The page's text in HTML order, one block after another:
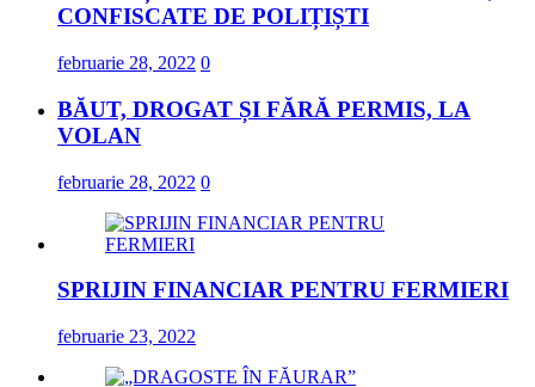
CONFISCATE DE POLIȚIȘTI
februarie 28, 2022 0
BĂUT, DROGAT ȘI FĂRĂ PERMIS, LA
VOLAN
februarie 28, 2022 0
SPRIJIN FINANCIAR PENTRU FERMIERI
februarie 23, 2022